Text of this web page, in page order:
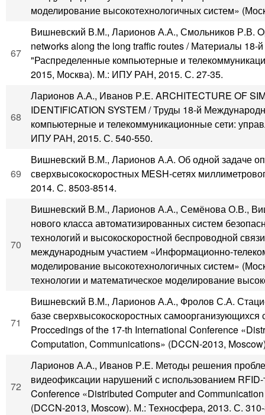
моделирование высокотехнологич­ных систем»
67
Вишневский В.М., Ларионов А.А., Смольников Р.В.
networks along the long traffic routes / Материалы
"Распределенные компьютерные и
2015, Москва). М.: ИПУ РАН, 2015. С. 27-35.
68
Ларионов А.А., Иванов Р.Е. ARCHITECTURE OF
IDENTIFICATION SYSTEM / Труды 18-й
компьютерные и телекоммуникационные сети:
ИПУ РАН, 2015. С. 540-550.
69
Вишневский В.М., Ларионов А.А. Об одной задаче
сверхвысокоскоростных MESH-сетях
2014. С. 8503-8514.
70
Вишневский В.М., Ларионов А.А., Семёнова О.В.,
нового класса автоматизированных систем
технологий и высокоскоростной беспроводной
международным участием «Информационно-
моделирование высокотехнологич­ных систем»
технологии и математическое моделирование
71
Вишневский В.М., Ларионов А.А., Фролов С.А.
базе сверхвысокоскоростных
Proccedings of the 17-th International Conference
Computation, Communications» (DCCN-2013,
72
Ларионов А.А., Иванов Р.Е. Методы решения
видеофиксации нарушений с использованием
Conference «Distributed Computer and
(DCCN-2013, Moscow). М.: Техносфера, 2013. С.